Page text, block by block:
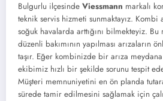
Bulgurlu ilçesinde Viessmann markalı
teknik servis hizmeti sunmaktayız. Kombi
soğuk havalarda arttığını bilmekteyiz.
düzenli bakımının yapılması arızaların
taşır. Eğer kombinizde bir arıza
ekibimiz hızlı bir şekilde sorunu tespit
Müşteri memnuniyetini en ön planda
sürede tamir edilmesini sağlamak için